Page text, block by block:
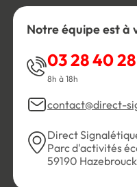
Notre équipe est à
03 28 40
8h à 18h
contact@direct-
Direct
Parc d'activités
59190 Hazebrouck